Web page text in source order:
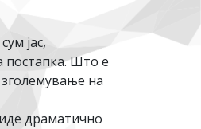
јас,
постапка. Што е
на
драматично